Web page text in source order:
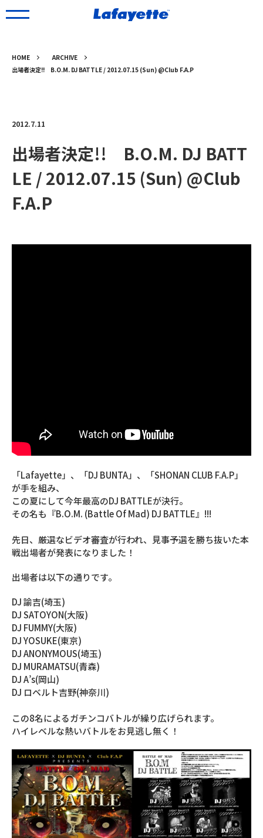
HOME
ARCHIVE
出場者決定!! B.O.M. DJ BATTLE / 2012.07.15 (Sun) @Club F.A.P
2012.7.11
出場者決定!! B.O.M. DJ BATT
LE / 2012.07.15 (Sun) @Club
F.A.P
「Lafayette」、「DJ BUNTA」、「SHONAN CLUB F.A.P」
が手を組み、
この夏にして今年最高のDJ BATTLEが決行。
その名も『B.O.M. (Battle Of Mad) DJ BATTLE』!!!
先日、厳選なビデオ審査が行われ、見事予選を勝ち抜いた本
戦出場者が発表になりました！
出場者は以下の通りです。
DJ 諭吉(埼玉)
DJ SATOYON(大阪)
DJ FUMMY(大阪)
DJ YOSUKE(東京)
DJ ANONYMOUS(埼玉)
DJ MURAMATSU(青森)
DJ A’s(岡山)
DJ ロベルト吉野(神奈川)
この8名によるガチンコバトルが繰り広げられます。
ハイレベルな熱いバトルをお見逃し無く！